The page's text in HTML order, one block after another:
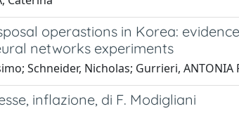
operastions in Korea:
networks experiments
Schneider, Nicholas; Gurrieri, ANTONIA
inflazione, di F. Modigliani